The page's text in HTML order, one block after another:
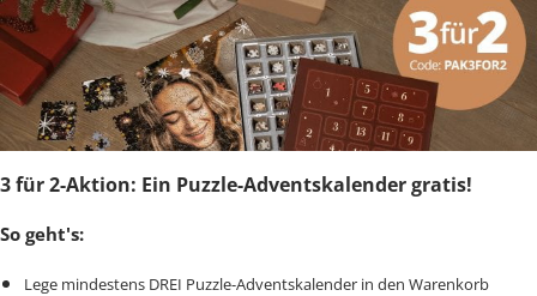
3 für 2-Aktion: Ein Puzzle-Adventskalender gratis!
So geht's:
Lege mindestens DREI Puzzle-Adventskalender in den Warenkorb